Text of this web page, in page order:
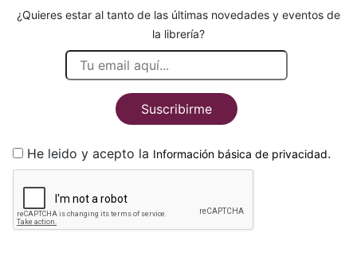
¿Quieres estar al tanto de las últimas novedades y eventos de
la librería?
Suscribirme
He leido y acepto la Información básica de privacidad.